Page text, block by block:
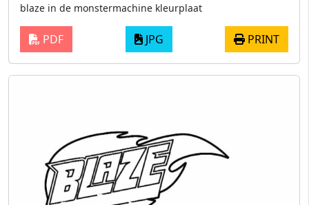
blaze in de monstermachine kleurplaat
PDF JPG PRINT